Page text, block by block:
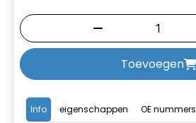
Info eigenschappen OE nummers
Toevoegen